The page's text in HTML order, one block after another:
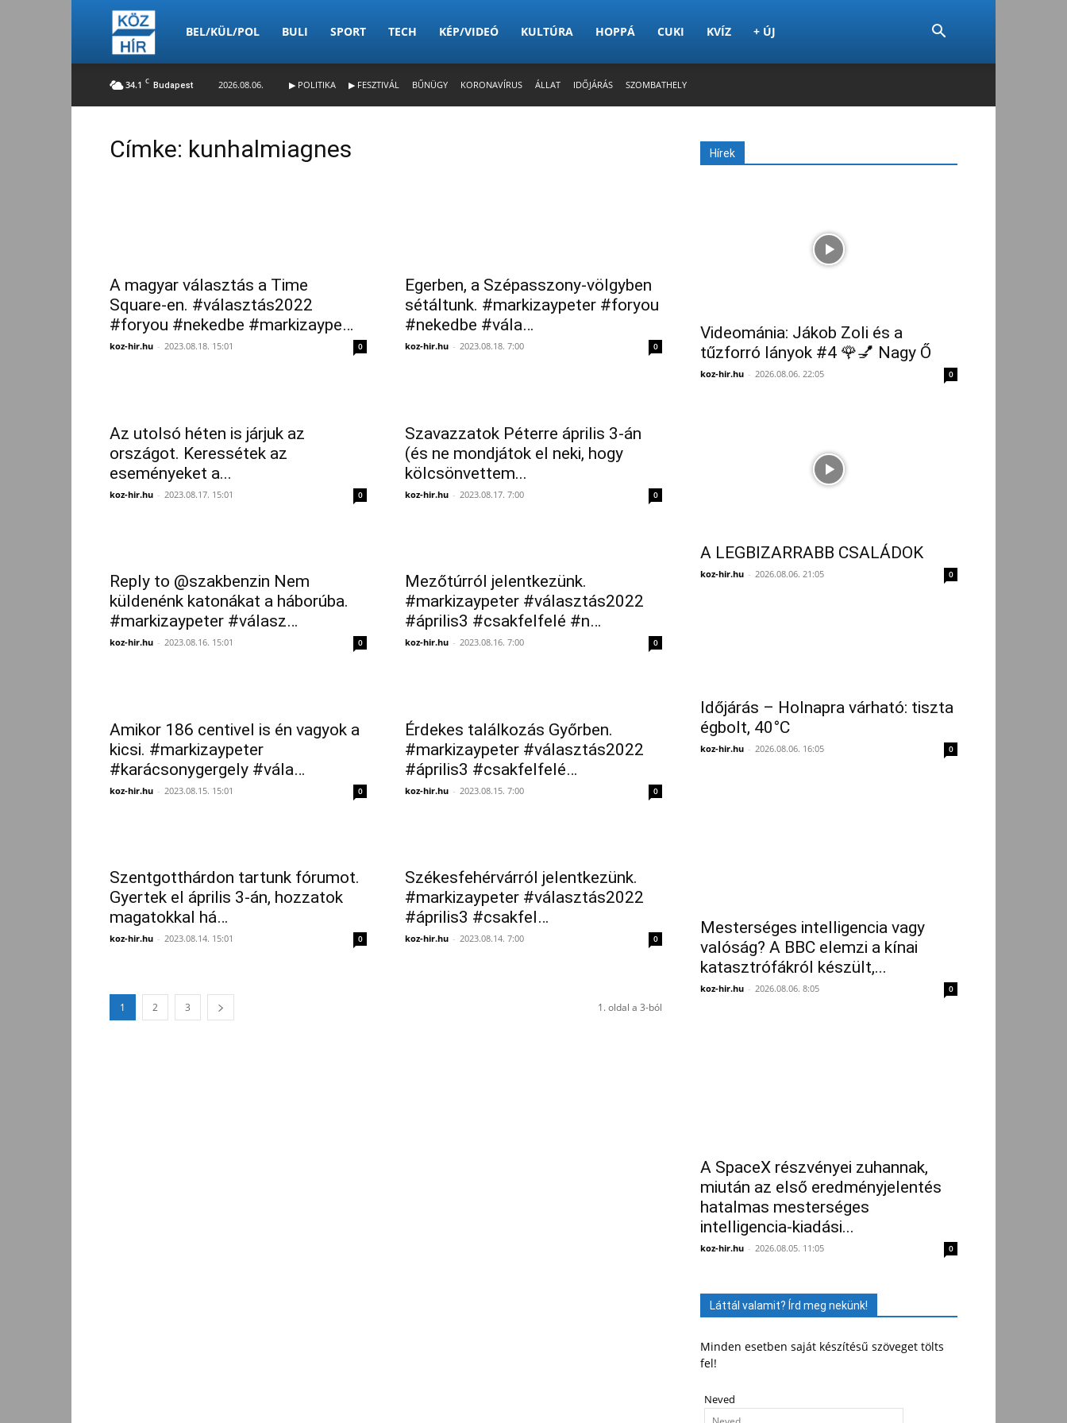
Köz-
Hír
BEL/KÜL/POL BULI SPORT TECH KÉP/VIDEÓ KULTÚRA HOPPÁ CUKI KVÍZ + ÚJ
34.1 C Budapest 2026.08.06. ▶ POLITIKA ▶ FESZTIVÁL BŰNÜGY KORONAVÍRUS ÁLLAT IDŐJÁRÁS SZOMBATHELY
Címke: kunhalmiagnes
A magyar választás a Time
Square-en. #választás2022
#foryou #nekedbe #markizaype…
koz-hir.hu - 2023.08.18. 15:01 0
Egerben, a Szépasszony-völgyben
sétáltunk. #markizaypeter #foryou
#nekedbe #vála…
koz-hir.hu - 2023.08.18. 7:00 0
Az utolsó héten is járjuk az
országot. Keressétek az
eseményeket a...
koz-hir.hu - 2023.08.17. 15:01 0
Szavazzatok Péterre április 3-án
(és ne mondjátok el neki, hogy
kölcsönvettem...
koz-hir.hu - 2023.08.17. 7:00 0
Reply to @szakbenzin Nem
küldenénk katonákat a háborúba.
#markizaypeter #válasz…
koz-hir.hu - 2023.08.16. 15:01 0
Mezőtúrról jelentkezünk.
#markizaypeter #választás2022
#április3 #csakfelfelé #n…
koz-hir.hu - 2023.08.16. 7:00 0
Amikor 186 centivel is én vagyok a
kicsi. #markizaypeter
#karácsonygergely #vála…
koz-hir.hu - 2023.08.15. 15:01 0
Érdekes találkozás Győrben.
#markizaypeter #választás2022
#április3 #csakfelfelé…
koz-hir.hu - 2023.08.15. 7:00 0
Szentgotthárdon tartunk fórumot.
Gyertek el április 3-án, hozzatok
magatokkal há…
koz-hir.hu - 2023.08.14. 15:01 0
Székesfehérvárról jelentkezünk.
#markizaypeter #választás2022
#április3 #csakfel…
koz-hir.hu - 2023.08.14. 7:00 0
1 2 3 1. oldal a 3-ból
Hírek
Videománia: Jákob Zoli és a
tűzforró lányok #4 🌹💅 Nagy Ő
koz-hir.hu - 2026.08.06. 22:05 0
A LEGBIZARRABB CSALÁDOK
koz-hir.hu - 2026.08.06. 21:05 0
Időjárás – Holnapra várható: tiszta
égbolt, 40°C
koz-hir.hu - 2026.08.06. 16:05 0
Mesterséges intelligencia vagy
valóság? A BBC elemzi a kínai
katasztrófákról készült,...
koz-hir.hu - 2026.08.06. 8:05 0
A SpaceX részvényei zuhannak,
miután az első eredményjelentés
hatalmas mesterséges
intelligencia-kiadási...
koz-hir.hu - 2026.08.05. 11:05 0
Láttál valamit? Írd meg nekünk!
Minden esetben saját készítésű szöveget tölts
fel!
Neved